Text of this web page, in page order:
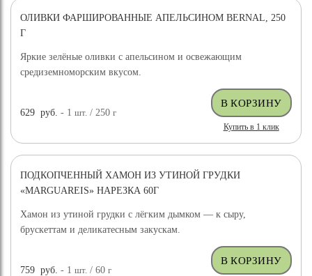
ОЛИВКИ ФАРШИРОВАННЫЕ АПЕЛЬСИНОМ BERNAL, 250
Г
Яркие зелёные оливки с апельсином и освежающим
средиземноморским вкусом.
629 руб. - 1шт. / 250г
Купить в 1 клик
ПОДКОПЧЕННЫЙ ХАМОН ИЗ УТИНОЙ ГРУДКИ
«MARGUAREIS» НАРЕЗКА 60Г
Хамон из утиной грудки с лёгким дымком — к сыру,
брускеттам и деликатесным закускам.
759 руб. - 1шт. / 60г